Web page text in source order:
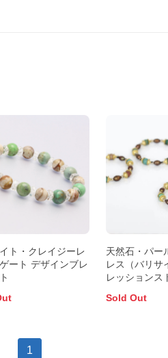
ト・クレイジーレ
ート デザインブレ
天然石・パー
レス（バリサ
レッションス
Sold Out
1